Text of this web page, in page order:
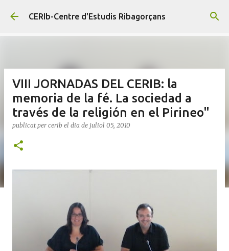
Salta al contingut principal
CERIb-Centre d'Estudis Ribagorçans
VIII JORNADAS DEL CERIB: la
memoria de la fé. La sociedad a
través de la religión en el Pirineo"
publicat per cerib el dia de juliol 05, 2010